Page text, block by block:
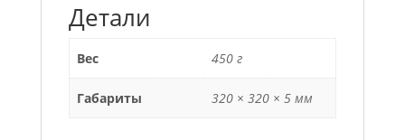
Детали
Вес 450 г
Габариты 320 × 320 × 5 мм